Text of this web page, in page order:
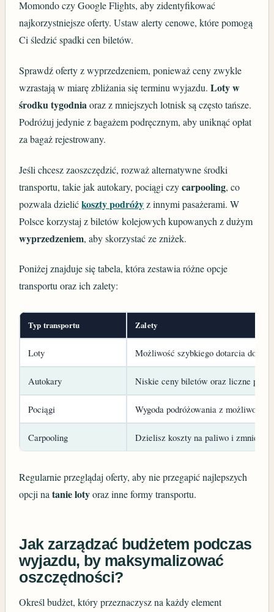
Momondo czy Google Flights, aby zidentyfikować
najkorzystniejsze oferty. Ustaw alerty cenowe, które pomogą
Ci śledzić spadki cen biletów.
Sprawdź oferty z wyprzedzeniem, ponieważ ceny zwykle
wzrastają w miarę zbliżania się terminu wyjazdu.Loty w
środku tygodniaoraz z mniejszych lotnisk są często tańsze.
Podróżuj jedynie z bagażem podręcznym, aby uniknąć opłat
za bagaż rejestrowany.
Jeśli chcesz zaoszczędzić, rozważ alternatywne środki
transportu, takie jak autokary, pociągi czycarpooling, co
pozwala dzielićkoszty podróżyz innymi pasażerami. W
Polsce korzystaj z biletów kolejowych kupowanych z dużym
wyprzedzeniem, aby skorzystać ze zniżek.
Poniżej znajduje się tabela, która zestawia różne opcje
transportu oraz ich zalety:
Typ transportu Zalety
Loty Możliwość szybkiego dotarcia do
Autokary Niskie ceny biletów oraz liczne
Pociągi Wygoda podróżowania z
Carpooling Dzielisz koszty na paliwo i
Regularnie przeglądaj oferty, aby nie przegapić najlepszych
opcji natanie lotyoraz inne formy transportu.
Jak zarządzać budżetem podczas
wyjazdu, by maksymalizować
oszczędności?
Określ budżet, który przeznaczysz na każdy element